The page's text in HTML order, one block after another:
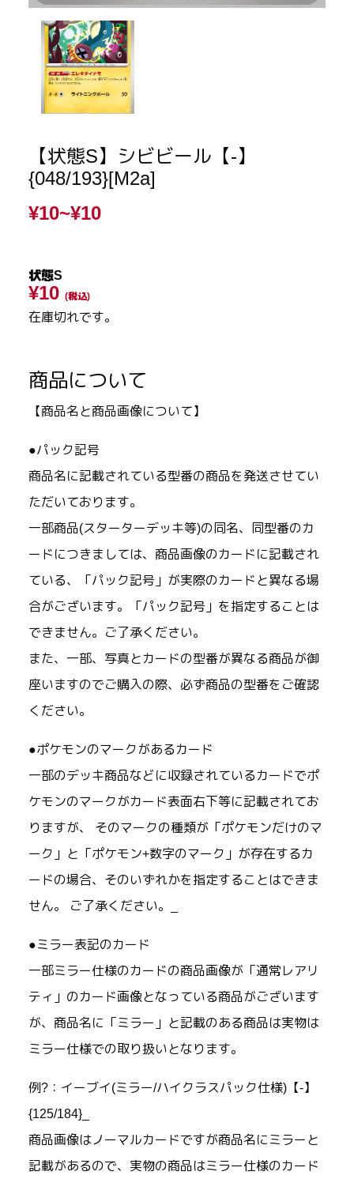
【状態S】シビビール【-】
{048/193}[M2a]
¥10~¥10
状態S
¥10 (税込)
在庫切れです。
商品について
【商品名と商品画像について】
●パック記号
商品名に記載されている型番の商品を発送させてい
ただいております。
一部商品(スターターデッキ等)の同名、同型番のカ
ードにつきましては、商品画像のカードに記載され
ている、「パック記号」が実際のカードと異なる場
合がございます。「パック記号」を指定することは
できません。ご了承ください。
また、一部、写真とカードの型番が異なる商品が御
座いますのでご購入の際、必ず商品の型番をご確認
ください。
●ポケモンのマークがあるカード
一部のデッキ商品などに収録されているカードでポ
ケモンのマークがカード表面右下等に記載されてお
りますが、 そのマークの種類が「ポケモンだけのマ
ーク」と「ポケモン+数字のマーク」が存在するカ
ードの場合、そのいずれかを指定することはできま
せん。 ご了承ください。_
●ミラー表記のカード
一部ミラー仕様のカードの商品画像が「通常レアリ
ティ」のカード画像となっている商品がございます
が、商品名に「ミラー」と記載のある商品は実物は
ミラー仕様での取り扱いとなります。
例?：イーブイ(ミラー/ハイクラスパック仕様)【-】
{125/184}_
商品画像はノーマルカードですが商品名にミラーと
記載があるので、実物の商品はミラー仕様のカード